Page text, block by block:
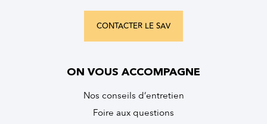
CONTACTER LE SAV
ON VOUS ACCOMPAGNE
Nos conseils d’entretien
Foire aux questions